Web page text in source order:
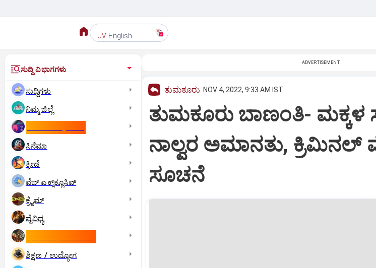
UV English
ಸುದ್ದಿ ವಿಭಾಗಗಳು
ಸುದ್ದಿಗಳು
ನಿಮ್ಮ ಜಿಲ್ಲೆ
ಸಿನೆಮಾ
ಕ್ರೀಡೆ
ವೆಬ್ ಎಕ್ಸ್‌ಕ್ಲೂಸಿವ್
ಕ್ರೈಮ್
ವೈವಿಧ್ಯ
ಶಿಕ್ಷಣ / ಉದ್ಯೋಗ
ADVERTISEMENT
ತುಮಕೂರು NOV 4, 2022, 9:33 AM IST
ತುಮಕೂರು ಬಾಣಂತಿ- ಮಕ್ಕಳ
ನಾಲ್ವರ ಅಮಾನತು, ಕ್ರಿಮಿನಲ್
ಸೂಚನೆ